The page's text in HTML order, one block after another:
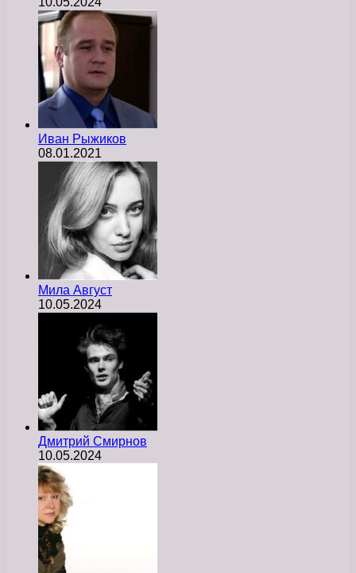
Иван Рыжиков
08.01.2021
Мила Август
10.05.2024
Дмитрий Смирнов
10.05.2024